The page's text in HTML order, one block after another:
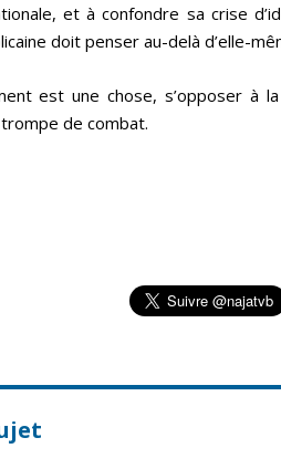
et à confondre sa crise
doit penser au-delà d’elle-
est une chose, s’opposer à
de combat.